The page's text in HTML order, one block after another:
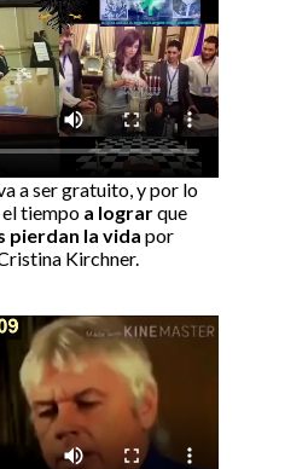
a ser gratuito, y por lo
tiempo a lograrque
pierdan la vida por
Kirchner.